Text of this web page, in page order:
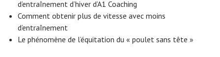
d’entraînement d’hiver d’A1 Coaching
Comment obtenir plus de vitesse avec moins
d’entraînement
Le phénomène de l’équitation du « poulet sans tête »